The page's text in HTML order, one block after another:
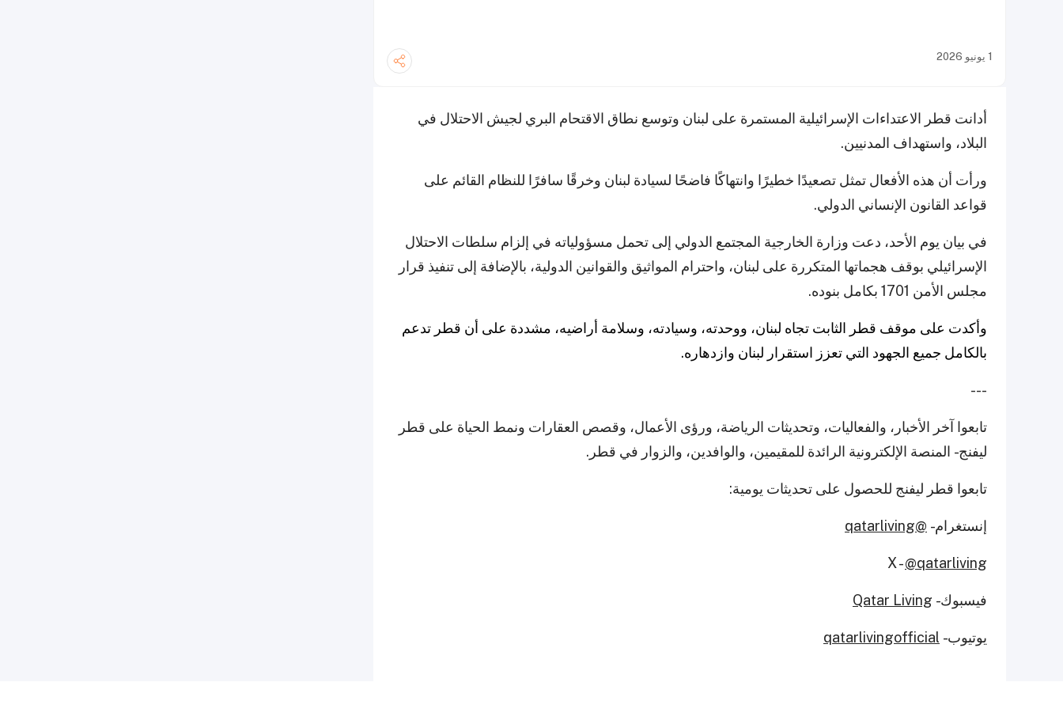
1 يونيو 2026
أدانت قطر الاعتداءات الإسرائيلية المستمرة على لبنان وتوسع نطاق الاقتحام البري لجيش الاحتلال في
البلاد، واستهداف المدنيين.
ورأت أن هذه الأفعال تمثل تصعيدًا خطيرًا وانتهاكًا فاضحًا لسيادة لبنان وخرقًا سافرًا للنظام القائم على
قواعد القانون الإنساني الدولي.
في بيان يوم الأحد، دعت وزارة الخارجية المجتمع الدولي إلى تحمل مسؤولياته في إلزام سلطات الاحتلال
الإسرائيلي بوقف هجماتها المتكررة على لبنان، واحترام المواثيق والقوانين الدولية، بالإضافة إلى تنفيذ قرار
مجلس الأمن 1701 بكامل بنوده.
وأكدت على موقف قطر الثابت تجاه لبنان، ووحدته، وسيادته، وسلامة أراضيه، مشددة على أن قطر تدعم
بالكامل جميع الجهود التي تعزز استقرار لبنان وازدهاره.
---
تابعوا آخر الأخبار، والفعاليات، وتحديثات الرياضة، ورؤى الأعمال، وقصص العقارات ونمط الحياة على قطر
ليفنج - المنصة الإلكترونية الرائدة للمقيمين، والوافدين، والزوار في قطر.
تابعوا قطر ليفنج للحصول على تحديثات يومية:
إنستغرام - @qatarliving
X -@qatarliving
فيسبوك - Qatar Living
يوتيوب - qatarlivingofficial